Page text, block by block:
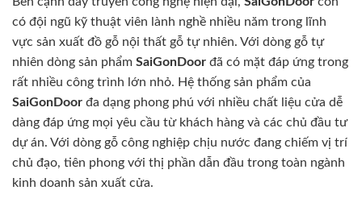
có đội ngũ kỹ thuật viên lành nghề nhiều năm trong lĩnh
vực sản xuất đồ gỗ nội thất gỗ tự nhiên. Với dòng gỗ tự
nhiên dòng sản phẩm SaiGonDoor đã có mặt đáp ứng trong
rất nhiều công trình lớn nhỏ. Hệ thống sản phẩm của
SaiGonDoor đa dạng phong phú với nhiều chất liệu cửa dễ
dàng đáp ứng mọi yêu cầu từ khách hàng và các chủ đầu tư
dự án. Với dòng gỗ công nghiệp chịu nước đang chiếm vị trí
chủ đạo, tiên phong với thị phần dẫn đầu trong toàn ngành
kinh doanh sản xuất cửa.